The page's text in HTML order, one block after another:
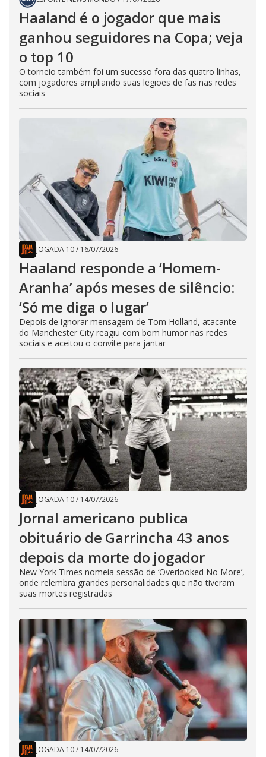
Haaland é o jogador que mais
ganhou seguidores na Copa; veja
o top 10
O torneio também foi um sucesso fora das quatro linhas,
com jogadores ampliando suas legiões de fãs nas redes
sociais
JOGADA 10/ 16/07/2026
Haaland responde a ‘Homem-
Aranha’ após meses de silêncio:
‘Só me diga o lugar’
Depois de ignorar mensagem de Tom Holland, atacante
do Manchester City reagiu com bom humor nas redes
sociais e aceitou o convite para jantar
JOGADA 10/ 14/07/2026
Jornal americano publica
obituário de Garrincha 43 anos
depois da morte do jogador
New York Times nomeia sessão de ‘Overlooked No More’,
onde relembra grandes personalidades que não tiveram
suas mortes registradas
JOGADA 10/ 14/07/2026